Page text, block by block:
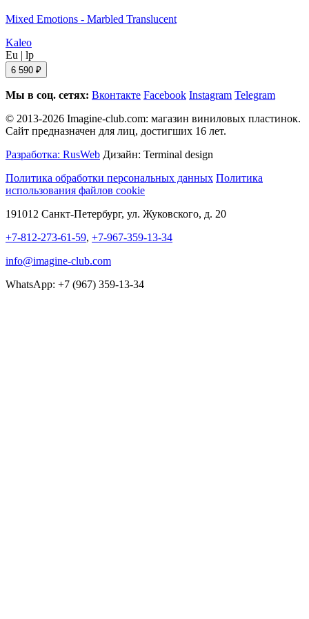
Mixed Emotions - Marbled Translucent
Kaleo
Eu | lp
6 590 ₽
Мы в соц. сетях: Вконтакте Facebook Instagram Telegram
© 2013-2026 Imagine-club.com: магазин виниловых пластинок.
Сайт предназначен для лиц, достигших 16 лет.
Разработка: RusWeb Дизайн: Terminal design
Политика обработки персональных данных Политика
использования файлов cookie
191012 Санкт-Петербург, ул. Жуковского, д. 20
+7-812-273-61-59, +7-967-359-13-34
info@imagine-club.com
WhatsApp: +7 (967) 359-13-34